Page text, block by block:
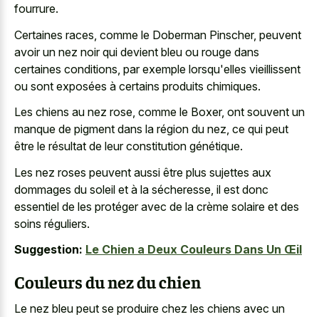
fourrure.
Certaines races, comme le Doberman Pinscher, peuvent
avoir un nez noir qui devient bleu ou rouge dans
certaines conditions, par exemple lorsqu'elles vieillissent
ou sont exposées à certains produits chimiques.
Les chiens au nez rose, comme le Boxer, ont souvent un
manque de pigment dans la région du nez, ce qui peut
être le résultat de leur constitution génétique.
Les nez roses peuvent aussi être plus sujettes aux
dommages du soleil et à la sécheresse, il est donc
essentiel de les protéger avec de la crème solaire et des
soins réguliers.
Suggestion: Le Chien a Deux Couleurs Dans Un Œil
Couleurs du nez du chien
Le nez bleu peut se produire chez les chiens avec un